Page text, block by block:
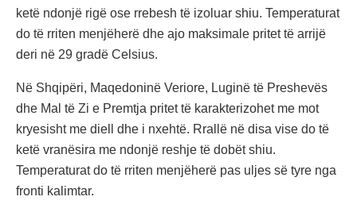
ketë ndonjë rigë ose rrebesh të izoluar shiu. Temperaturat
do të rriten menjëherë dhe ajo maksimale pritet të arrijë
deri në 29 gradë Celsius.
Në Shqipëri, Maqedoninë Veriore, Luginë të Preshevës
dhe Mal të Zi e Premtja pritet të karakterizohet me mot
kryesisht me diell dhe i nxehtë. Rrallë në disa vise do të
ketë vranësira me ndonjë reshje të dobët shiu.
Temperaturat do të rriten menjëherë pas uljes së tyre nga
fronti kalimtar.